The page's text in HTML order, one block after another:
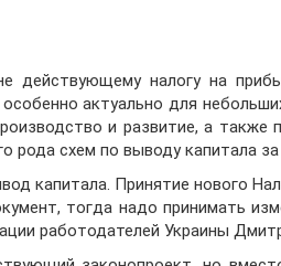
действующему налогу на
актуально для
и развитие, а
рода схем по выводу капитала
капитала. Принятие нового
тогда надо принимать
работодателей Украины